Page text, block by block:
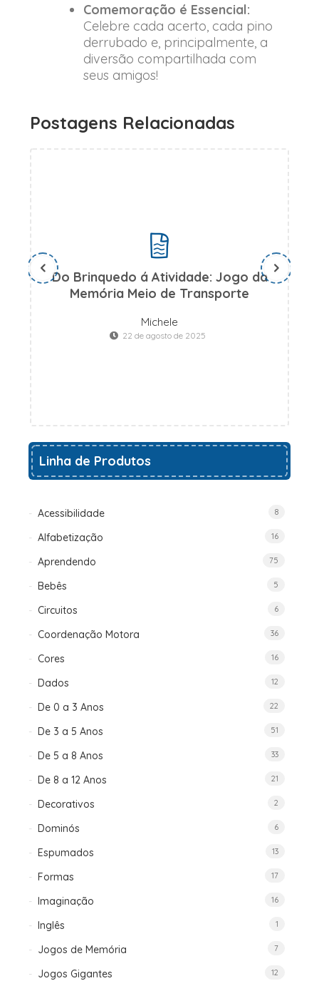
Comemoração é Essencial:
Celebre cada acerto, cada pino
derrubado e, principalmente, a
diversão compartilhada com
seus amigos!
Postagens Relacionadas
Do Brinquedo á Atividade: Jogo da
Memória Meio de Transporte
Michele
22 de agosto de 2025
Linha de Produtos
Acessibilidade 8
Alfabetização 16
Aprendendo 75
Bebês 5
Circuitos 6
Coordenação Motora 36
Cores 16
Dados 12
De 0 a 3 Anos 22
De 3 a 5 Anos 51
De 5 a 8 Anos 33
De 8 a 12 Anos 21
Decorativos 2
Dominós 6
Espumados 13
Formas 17
Imaginação 16
Inglês 1
Jogos de Memória 7
Jogos Gigantes 12